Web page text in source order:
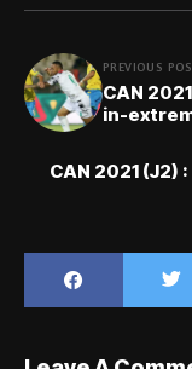
PREVIOUS
CAN
in-
CAN 2021 (J2)